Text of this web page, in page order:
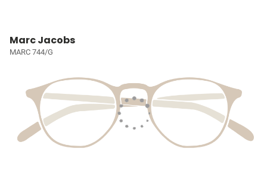
Marc Jacobs
MARC 744/G